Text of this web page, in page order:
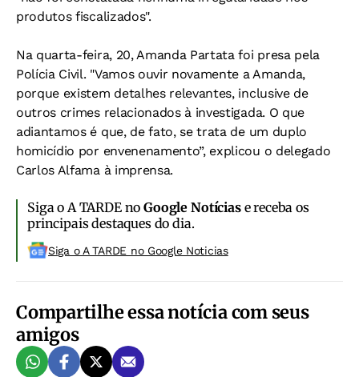
produtos fiscalizados".
Na quarta-feira, 20, Amanda Partata foi presa pela
Polícia Civil. "Vamos ouvir novamente a Amanda,
porque existem detalhes relevantes, inclusive de
outros crimes relacionados à investigada. O que
adiantamos é que, de fato, se trata de um duplo
homicídio por envenenamento”, explicou o delegado
Carlos Alfama à imprensa.
Siga o A TARDE noGoogle Notíciase receba os
principais destaques do dia.
Siga o A TARDE no Google Noticias
Compartilhe essa notícia com seus
amigos